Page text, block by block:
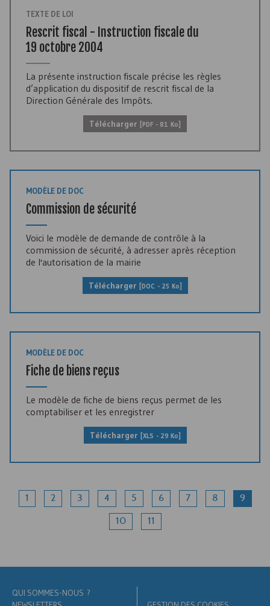
TEXTE DE LOI
Rescrit fiscal - Instruction fiscale du
19 octobre 2004
La présente instruction fiscale précise les règles
d’application du dispositif de rescrit fiscal de la
Direction Générale des Impôts.
Télécharger PDF - 81 Ko]
MODÈLE DE DOC
Commission de sécurité
Voici le modèle de demande de contrôle à la
commission de sécurité, à adresser après réception
de l'autorisation de la mairie
Télécharger [DOC - 25 Ko]
MODÈLE DE DOC
Fiche de biens reçus
Le modèle de fiche de biens reçus permet de les
comptabiliser et les enregistrer
Télécharger [XLS - 29 Ko]
1 2 3 4 5 6 7 8 9
10 11
QUI SOMMES-NOUS ?